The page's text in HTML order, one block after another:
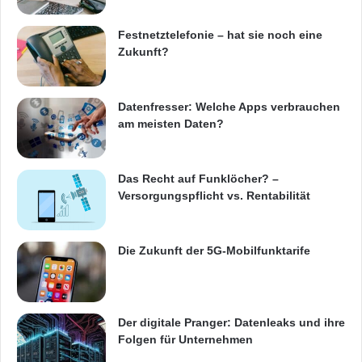
Schranke schließt zuverlässig, aber nicht zu
früh
Der wichtigste „Space“-Anteil an der
kosteneffizienten Lösung zur Verbesserung
der Bahnübergangssicherheit: kontinuierliche
Zugpositionsbestimmung durch GNSS. Das
vom SafeRail-Team entwickelte Verfahren
erlaubt es, die Position undGeschwindigkeit
von Schienenfahrzeugen genauer zu
bestimmen und so Signale und Schranken am
Bahnübergang bedarfsgerecht auszulösen.
Insbesondere Bahnübergänge nach
Festnetztelefonie – hat sie noch eine
Zukunft?
Datenfresser: Welche Apps verbrauchen
am meisten Daten?
Das Recht auf Funklöcher? –
Versorgungspflicht vs. Rentabilität
Die Zukunft der 5G-Mobilfunktarife
Der digitale Pranger: Datenleaks und ihre
Folgen für Unternehmen